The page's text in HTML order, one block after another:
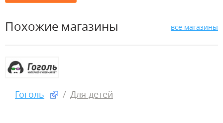
Похожие магазины все магазины
Гоголь Для детей